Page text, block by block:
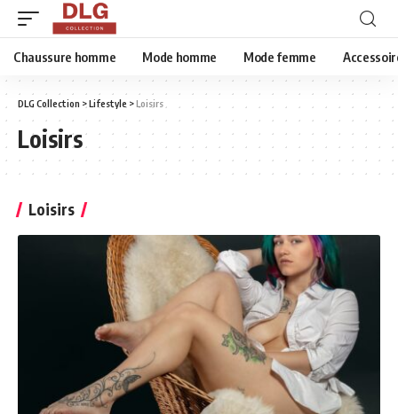
Chaussure homme Mode homme Mode femme
DLG Collection >Lifestyle >Loisirs
Loisirs
Loisirs